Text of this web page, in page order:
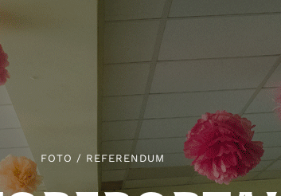
FOTO / REFERENDUM